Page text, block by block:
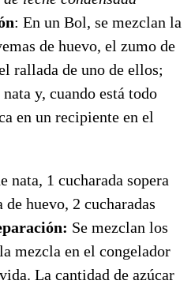
: En un Bol, se mezclan la
de huevo, el zumo de
rallada de uno de ellos;
y, cuando está todo
en un recipiente en el
nata, 1 cucharada sopera
huevo, 2 cucharadas
Se mezclan los
mezcla en el congelador
La cantidad de azúcar